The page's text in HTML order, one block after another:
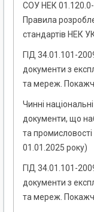
СОУ НЕК 01.120.0-
Правила
стандартів НЕК
ГІД 34.01.101-
документи з
та мереж.
Чинні
документи, що
та
01.01.2025 року)
ГІД 34.01.101-
документи з
та мереж.